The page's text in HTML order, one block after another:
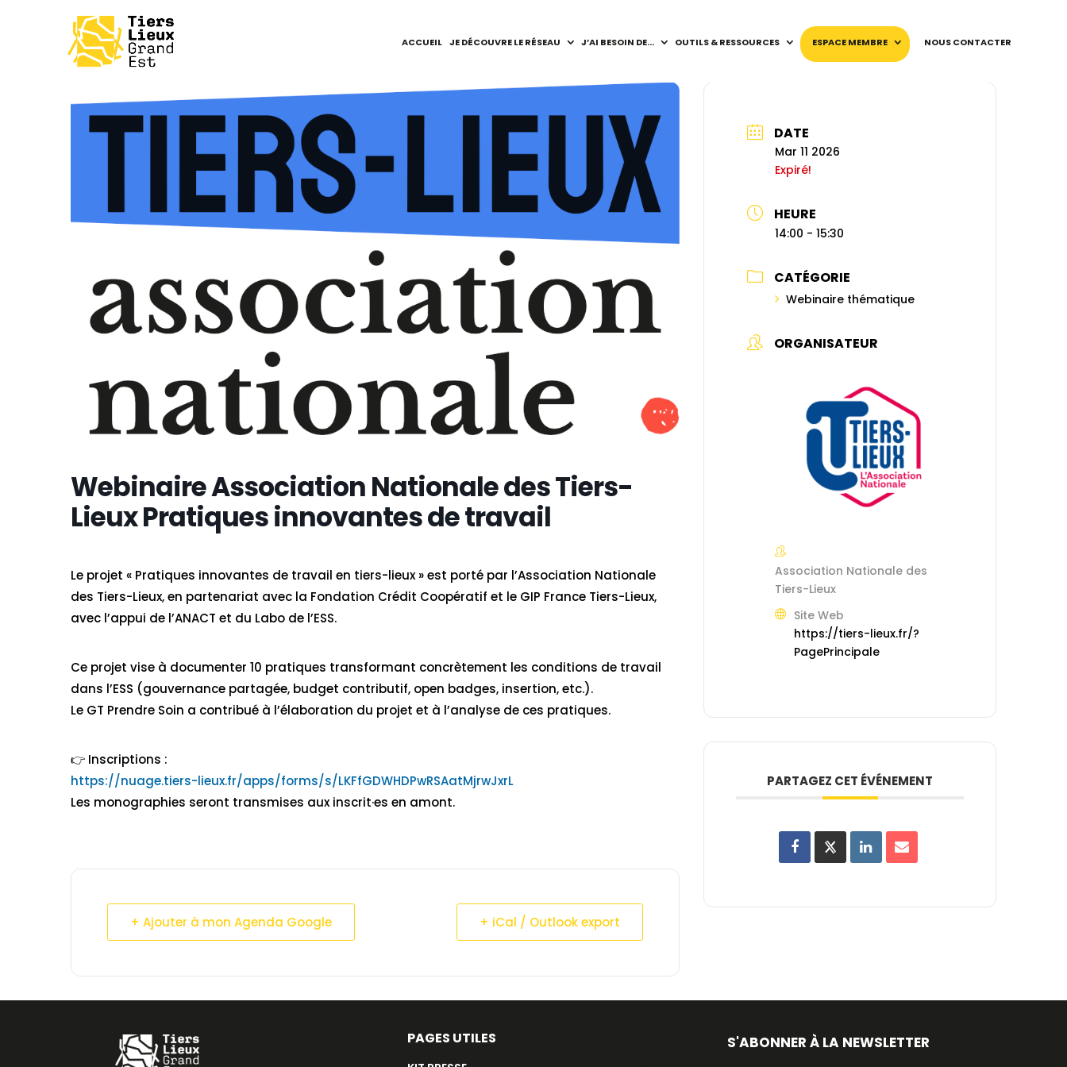
ACCUEIL JE DÉCOUVRE LE RÉSEAU J’AI BESOIN DE… OUTILS & RESSOURCES ESPACE MEMBRE NOUS CONTACTER
Webinaire Association Nationale des Tiers-
Lieux Pratiques innovantes de travail
Le projet « Pratiques innovantes de travail en tiers-lieux » est porté par l’Association Nationale
des Tiers-Lieux, en partenariat avec la Fondation Crédit Coopératif et le GIP France Tiers-Lieux,
avec l’appui de l’ANACT et du Labo de l’ESS.
Ce projet vise à documenter 10 pratiques transformant concrètement les conditions de travail
dans l’ESS (gouvernance partagée, budget contributif, open badges, insertion, etc.).
Le GT Prendre Soin a contribué à l’élaboration du projet et à l’analyse de ces pratiques.
👉 Inscriptions :
https://nuage.tiers-lieux.fr/apps/forms/s/LKFfGDWHDPwRSAatMjrwJxrL
Les monographies seront transmises aux inscrit·es en amont.
+ Ajouter à mon Agenda Google + iCal / Outlook export
DATE
Mar 11 2026
Expiré!
HEURE
14:00 - 15:30
CATÉGORIE
Webinaire thématique
ORGANISATEUR
Association Nationale des
Tiers-Lieux
Site Web
https://tiers-lieux.fr/?
PagePrincipale
PARTAGEZ CET ÉVÉNEMENT
PAGES UTILES S'ABONNER À LA NEWSLETTER